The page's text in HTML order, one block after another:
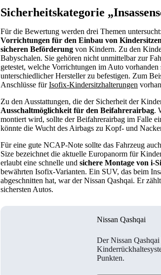
Sicherheitskategorie
Für die Bewertung werden drei Themen untersucht:
Vorrichtungen für den Einbau von Kindersitzen
sicheren Beförderung von Kindern. Zu den
Babyschalen. Sie gehören nicht unmittelbar zur
getestet, welche Vorrichtungen im Auto
unterschiedlicher Hersteller zu befestigen. Zum
Anschlüsse fürIsofix-Kindersitzhalterungen
Zu den Ausstattungen, die der Sicherheit der
Ausschaltmöglichkeit für den Beifahrerairbag.
montiert wird, sollte der Beifahrerairbag im Falle
könnte die Wucht des Airbags zu Kopf- und
Für eine gute NCAP-Note sollte das Fahrzeug
Size bezeichnet die aktuelle Europanorm für
erlaubt eine schnelle und sichere Montage von i-
bewährten Isofix-Varianten. Ein SUV, das beim
abgeschnitten hat, war der Nissan Qashqai. Er
sichersten Autos.
Nissan Qashqai
Der Nissan
Punkten.